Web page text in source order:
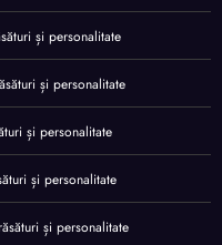
și personalitate
și personalitate
și personalitate
și personalitate
și personalitate